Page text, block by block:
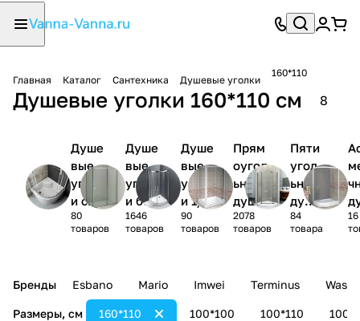
Главная Каталог Сантехника Душевые уголки
160*110
Душевые уголки 160*110 см 8
Душе
вые
уголк
и с
поддо
ном
80
товаров
Душе
вые
уголк
и без
поддо
на
1646
товаров
Душе
вые
уголк
и 1/4
круга
90
товаров
Прям
оугол
ьные
душев
ые
уголк
2078
товаров
Пяти
угол
ьные
душе
вые
угол
84
товара
16
Бренды Esbano Mario Imwei Terminus
Размеры, см 100*100 100*110
160*110